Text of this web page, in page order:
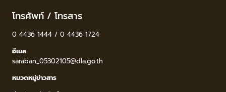
โทรศัพท์ / โทรสาร
0 4436 1444 / 0 4436 1724
อีเมล
saraban_05302105@dla.go.th
หมวดหมู่ข่าวสาร